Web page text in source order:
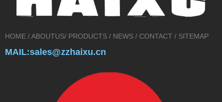
HOME / ABOUTUS/ PRODUCTS / NEWS / CONTACT / SITEMAP
MAIL:sales@zzhaixu.cn